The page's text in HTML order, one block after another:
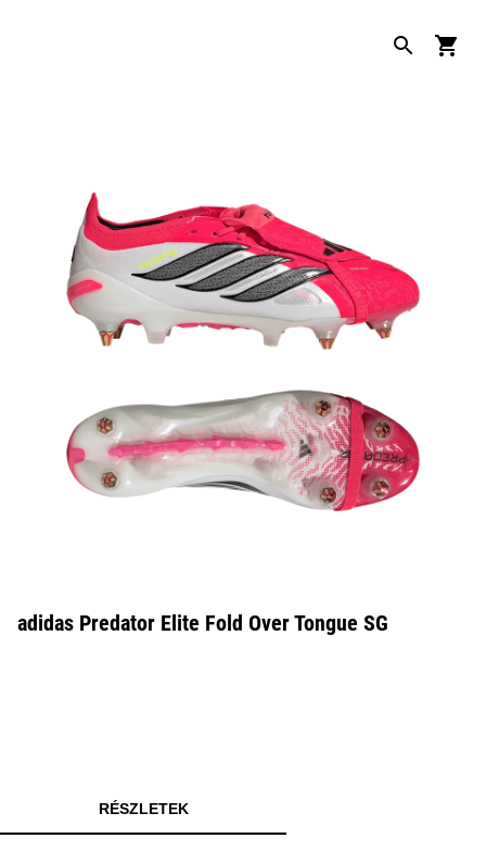
adidas Predator Elite Fold Over Tongue SG
RÉSZLETEK